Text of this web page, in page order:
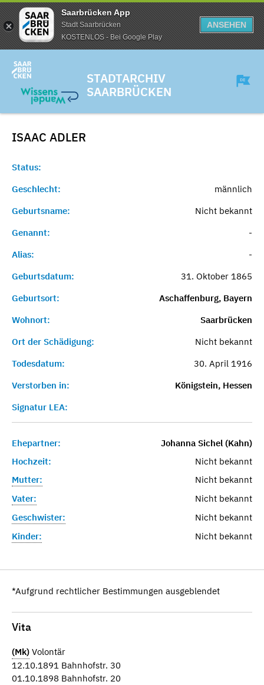
Saarbrücken App
Stadt Saarbrücken
KOSTENLOS - Bei Google Play
ANSEHEN
STADTARCHIV
SAARBRÜCKEN
ISAAC ADLER
Status:
Geschlecht:
männlich
Geburtsname:
Nicht bekannt
Genannt:
-
Alias:
-
Geburtsdatum:
31. Oktober 1865
Geburtsort:
Aschaffenburg, Bayern
Wohnort:
Saarbrücken
Ort der Schädigung:
Nicht bekannt
Todesdatum:
30. April 1916
Verstorben in:
Königstein, Hessen
Signatur LEA:
Ehepartner:
Johanna Sichel (Kahn)
Hochzeit:
Nicht bekannt
Mutter:
Nicht bekannt
Vater:
Nicht bekannt
Geschwister:
Nicht bekannt
Kinder:
Nicht bekannt
*Aufgrund rechtlicher Bestimmungen ausgeblendet
Vita
(Mk) Volontär
12.10.1891 Bahnhofstr. 30
01.10.1898 Bahnhofstr. 20